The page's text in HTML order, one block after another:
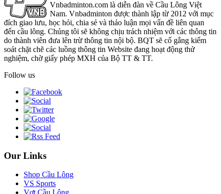
Vnbadminton.com là diễn đàn về Cầu Lông Việt
Nam. Vnbadminton được thành lập từ 2012 với mục
đích giao lưu, học hỏi, chia sẻ và thảo luận mọi vấn đề liên quan
đến cầu lông. Chúng tôi sẽ không chịu trách nhiệm với các thông tin
do thành viên đưa lên trừ thông tin nội bộ. BQT sẽ cố gắng kiểm
soát chặt chẽ các luồng thông tin Website đang hoạt động thử
nghiệm, chờ giấy phép MXH của Bộ TT & TT.
Follow us
Our Links
Shop Cầu Lông
VS Sports